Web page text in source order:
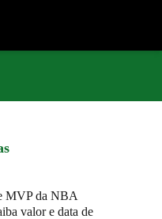
MVP da NBA
valor e data de